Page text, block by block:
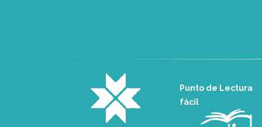
Punto de Lectura
fácil